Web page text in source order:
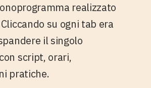
realizzato
su ogni tab era
il singolo
script, orari,
pratiche.